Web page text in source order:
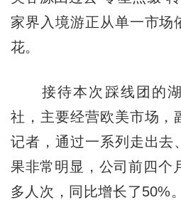
家界入境游正从单一市场
花。
接待本次踩线团的湖
社，主要经营欧美市场，
记者，通过一系列走出去
果非常明显，公司前四个
多人次，同比增长了50%